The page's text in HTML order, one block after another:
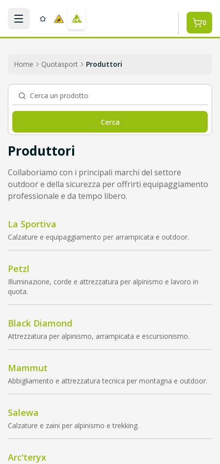
0
Home Quotasport Produttori
Cerca un prodotto
Cerca
Produttori
Collaboriamo con i principali marchi del settore
outdoor e della sicurezza per offrirti equipaggiamento
professionale e da tempo libero.
La Sportiva
Calzature e equipaggiamento per arrampicata e outdoor.
Petzl
Illuminazione, corde e attrezzatura per alpinismo e lavoro in
quota.
Black Diamond
Attrezzatura per alpinismo, arrampicata e escursionismo.
Mammut
Abbigliamento e attrezzatura tecnica per montagna e outdoor.
Salewa
Calzature e zaini per alpinismo e trekking.
Arc'teryx